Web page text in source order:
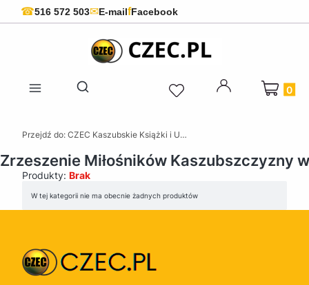
☎516 572 503✉E-mailfFacebook
Otwórz wyszukiwarkę
Produkty
Przejdź do: CZEC Kaszubskie Książki i Upominki - Pamiątki z Kaszub
Miłośników Kaszubszczyzny
Produkty: Brak
Lista produktów
W tej kategorii nie ma obecnie żadnych produktów